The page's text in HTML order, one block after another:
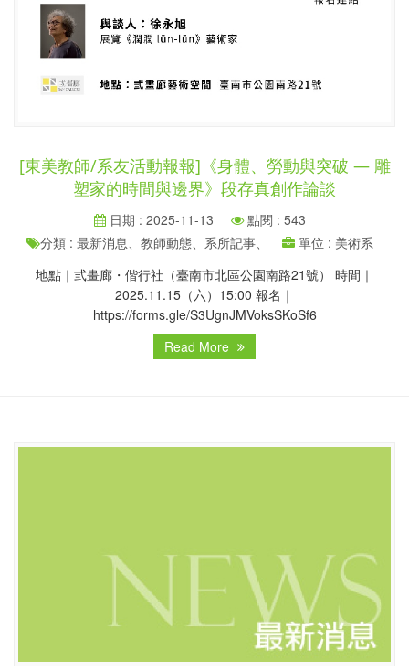
[東美教師/系友活動報報]《身體、勞動與突破 — 雕
塑家的時間與邊界》段存真創作論談
日期 : 2025-11-13
點閱 : 543
分類 : 最新消息、教師動態、系所記事、
單位 : 美術系
地點｜弎畫廊・偕行社（臺南市北區公園南路21號） 時間｜
2025.11.15（六）15:00 報名｜
https://forms.gle/S3UgnJMVoksSKoSf6
Read More